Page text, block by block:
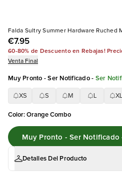
Falda Sultry Summer Hardware Ruched
€7.95
60-80% de Descuento en Rebajas!
Venta Final
Muy Pronto - Ser Notificado- Ser
XS S M XL
Color:Orange Combo
Detalles Del Producto